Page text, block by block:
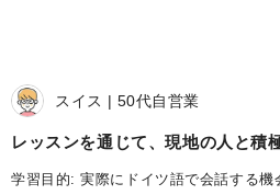
スイス 50代自営業
レッスンを通じて、現地の人と積
学習目的: 実際にドイツ語で会話する機